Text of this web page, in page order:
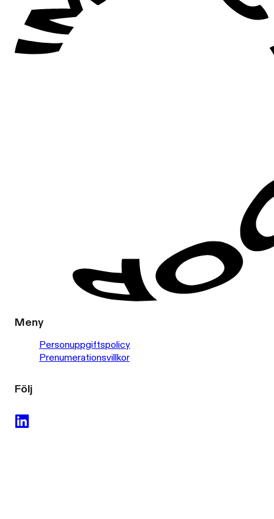
Meny
Personuppgiftspolicy
Prenumerationsvillkor
Följ